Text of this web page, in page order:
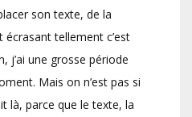
son texte, de la
écrasant tellement c’est
j’ai une grosse période
Mais on n’est pas si
là, parce que le texte, la